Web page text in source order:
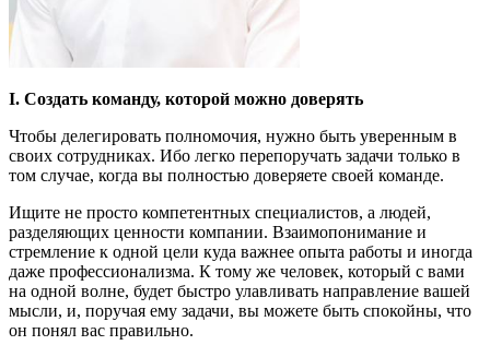
I. Создать команду, которой можно доверять
Чтобы делегировать полномочия, нужно быть уверенным в
своих сотрудниках. Ибо легко перепоручать задачи только в
том случае, когда вы полностью доверяете своей команде.
Ищите не просто компетентных специалистов, а людей,
разделяющих ценности компании. Взаимопонимание и
стремление к одной цели куда важнее опыта работы и иногда
даже профессионализма. К тому же человек, который с вами
на одной волне, будет быстро улавливать направление вашей
мысли, и, поручая ему задачи, вы можете быть спокойны, что
он понял вас правильно.